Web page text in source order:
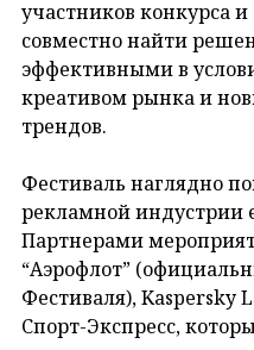
участников конкурса
совместно найти
эффективными в
креативом рынка и
трендов.
Фестиваль наглядно
рекламной индустрии
Партнерами
“Аэрофлот”
Фестиваля), Kaspersky
Спорт-Экспресс,